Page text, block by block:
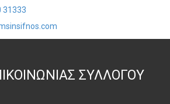
31333
ΣΥΛΛΌΓΟΥ